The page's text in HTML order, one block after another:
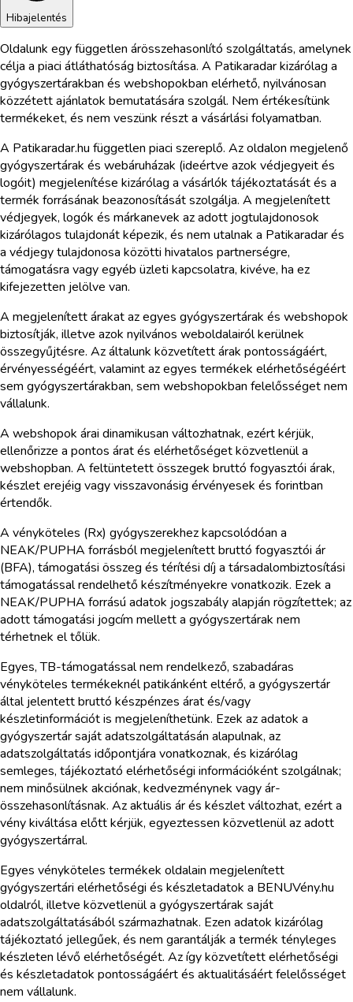
Hibajelentés
Oldalunk egy független árösszehasonlító szolgáltatás, amelynek
célja a piaci átláthatóság biztosítása. A Patikaradar kizárólag a
gyógyszertárakban és webshopokban elérhető, nyilvánosan
közzétett ajánlatok bemutatására szolgál. Nem értékesítünk
termékeket, és nem veszünk részt a vásárlási folyamatban.
A Patikaradar.hu független piaci szereplő. Az oldalon megjelenő
gyógyszertárak és webáruházak (ideértve azok védjegyeit és
logóit) megjelenítése kizárólag a vásárlók tájékoztatását és a
termék forrásának beazonosítását szolgálja. A megjelenített
védjegyek, logók és márkanevek az adott jogtulajdonosok
kizárólagos tulajdonát képezik, és nem utalnak a Patikaradar és
a védjegy tulajdonosa közötti hivatalos partnerségre,
támogatásra vagy egyéb üzleti kapcsolatra, kivéve, ha ez
kifejezetten jelölve van.
A megjelenített árakat az egyes gyógyszertárak és webshopok
biztosítják, illetve azok nyilvános weboldalairól kerülnek
összegyűjtésre. Az általunk közvetített árak pontosságáért,
érvényességéért, valamint az egyes termékek elérhetőségéért
sem gyógyszertárakban, sem webshopokban felelősséget nem
vállalunk.
A webshopok árai dinamikusan változhatnak, ezért kérjük,
ellenőrizze a pontos árat és elérhetőséget közvetlenül a
webshopban. A feltüntetett összegek bruttó fogyasztói árak,
készlet erejéig vagy visszavonásig érvényesek és forintban
értendők.
A vényköteles (Rx) gyógyszerekhez kapcsolódóan a
NEAK/PUPHA forrásból megjelenített bruttó fogyasztói ár
(BFA), támogatási összeg és térítési díj a társadalombiztosítási
támogatással rendelhető készítményekre vonatkozik. Ezek a
NEAK/PUPHA forrású adatok jogszabály alapján rögzítettek; az
adott támogatási jogcím mellett a gyógyszertárak nem
térhetnek el tőlük.
Egyes, TB-támogatással nem rendelkező, szabadáras
vényköteles termékeknél patikánként eltérő, a gyógyszertár
által jelentett bruttó készpénzes árat és/vagy
készletinformációt is megjeleníthetünk. Ezek az adatok a
gyógyszertár saját adatszolgáltatásán alapulnak, az
adatszolgáltatás időpontjára vonatkoznak, és kizárólag
semleges, tájékoztató elérhetőségi információként szolgálnak;
nem minősülnek akciónak, kedvezménynek vagy ár-
összehasonlításnak. Az aktuális ár és készlet változhat, ezért a
vény kiváltása előtt kérjük, egyeztessen közvetlenül az adott
gyógyszertárral.
Egyes vényköteles termékek oldalain megjelenített
gyógyszertári elérhetőségi és készletadatok a BENUVény.hu
oldalról, illetve közvetlenül a gyógyszertárak saját
adatszolgáltatásából származhatnak. Ezen adatok kizárólag
tájékoztató jellegűek, és nem garantálják a termék tényleges
készleten lévő elérhetőségét. Az így közvetített elérhetőségi
és készletadatok pontosságáért és aktualitásáért felelősséget
nem vállalunk.